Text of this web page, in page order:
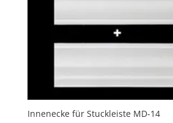
Innenecke für Stuckleiste MD-14